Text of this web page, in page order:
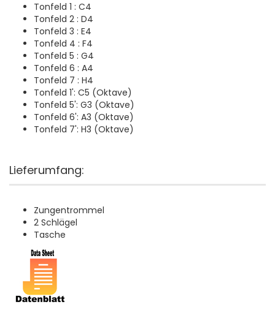
Tonfeld 1 : C4
Tonfeld 2 : D4
Tonfeld 3 : E4
Tonfeld 4 : F4
Tonfeld 5 : G4
Tonfeld 6 : A4
Tonfeld 7 : H4
Tonfeld 1': C5 (Oktave)
Tonfeld 5': G3 (Oktave)
Tonfeld 6': A3 (Oktave)
Tonfeld 7': H3 (Oktave)
Lieferumfang:
Zungentrommel
2 Schlägel
Tasche